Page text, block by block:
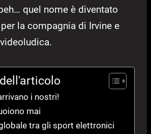
quel nome è diventato
la compagnia di Irvine e
i nostri!
mai
tra gli sport elettronici